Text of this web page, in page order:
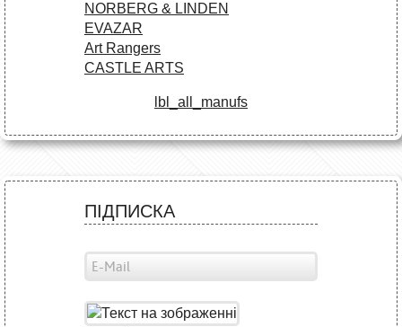
NORBERG & LINDEN
EVAZAR
Art Rangers
CASTLE ARTS
lbl_all_manufs
ПІДПИСКА